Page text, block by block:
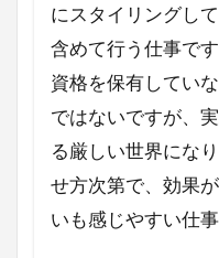
にスタイリングし
含めて行う仕事です
資格を保有してい
ではないですが、
る厳しい世界にな
せ方次第で、効果
いも感じやすい仕事